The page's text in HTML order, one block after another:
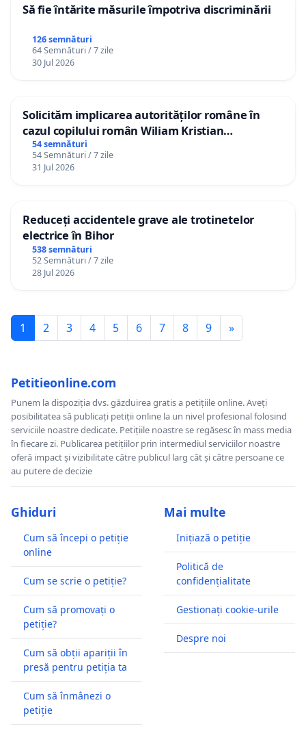
Să fie întărite măsurile împotriva discriminării
126 semnături
64 Semnături / 7 zile
30 Jul 2026
Solicităm implicarea autorităților române în
cazul copilului român Wiliam Kristian
Gheorghe, aflat în plasament în Danemarca de
12 ani
54 semnături
54 Semnături / 7 zile
31 Jul 2026
Reduceți accidentele grave ale trotinetelor
electrice în Bihor
538 semnături
52 Semnături / 7 zile
28 Jul 2026
1 2 3 4 5 6 7 8 9 »
Petitieonline.com
Punem la dispoziția dvs. găzduirea gratis a petițiile online. Aveți
posibilitatea să publicați petiții online la un nivel profesional folosind
serviciile noastre dedicate. Petițiile noastre se regăsesc în mass media
în fiecare zi. Publicarea petițiilor prin intermediul serviciilor noastre
oferă impact și vizibilitate către publicul larg cât și către persoane ce
au putere de decizie
Ghiduri
Cum să începi o petiție
online
Cum se scrie o petiție?
Cum să promovați o
petiție?
Cum să obții apariții în
presă pentru petiția ta
Cum să înmânezi o
petiție
Mai multe
Inițiază o petiție
Politică de
confidențialitate
Gestionați cookie-urile
Despre noi